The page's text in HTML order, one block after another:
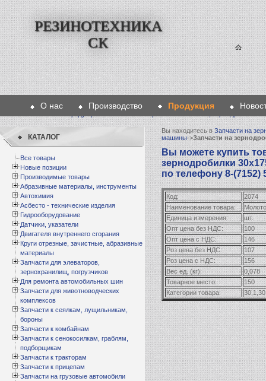
РЕЗИНОТЕХНИКА
СК
О нас Производство Продукция
КАТАЛОГ
Все товары
Новые позиции
Производимые товары
Абразивные материалы, инструменты
Автохимия
Асбесто - технические изделия
Гидрооборудование
Датчики, указатели
Двигателя внутреннего сгорания
Круги отрезные, зачистные, абразивные
материалы
Запчасти для элеваторов,
зернохранилищ, погрузчиков
Для ремонта автомобильных шин
Запчасти для животноводческих
комплексов
Запчасти к сеялкам, лущильникам,
бороны
Запчасти к комбайнам
Запчасти к сенокосилкам, граблям,
подборщикам
Запчасти к тракторам
Запчасти к прицепам
Запчасти на грузовые автомобили
Вы находитесь вЗапчасти на
машины->Запчасти на
Вы можете купить
зернодробилки
по телефону 8-(7152)
Код:
2074
Наименование товара:
Единица измерения:
шт.
Опт цена без НДС:
100
Опт цена с НДС:
146
Роз цена без НДС:
107
Роз цена с НДС:
156
Вес ед. (кг):
0,078
Товарное место:
150
Категории товара: